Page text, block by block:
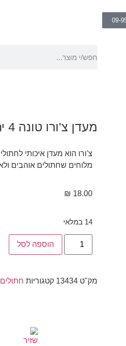
מעדן צ'ורו טונה 4 יחידה
צ'ורו הוא מעדן איכותי
מלוחים שחתולים אוהבים
₪ 18.00
14 במלאי
הוספה לסל
מק"ט 13434 קטגוריות חתולים